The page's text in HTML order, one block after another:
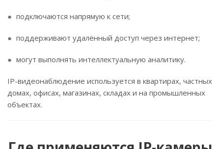
подключаются напрямую к сети;
поддерживают удалённый доступ через интернет;
могут выполнять интеллектуальную аналитику.
IP-видеонаблюдение используется в квартирах, частных
домах, офисах, магазинах, складах и на промышленных
объектах.